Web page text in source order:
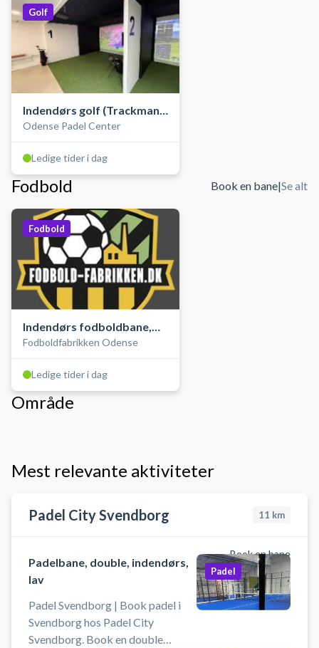
Golf
Indendørs golf (Trackman
golfsimulator)
Odense Padel Center
Ledige tider i dag
Fodbold Book en bane|Se alt
Fodbold
Indendørs fodboldbane,
kunstgræs
Fodboldfabrikken Odense
Ledige tider i dag
Område
Mest relevante aktiviteter
Padel City Svendborg 11 km
Book en bane
Padelbane, double, indendørs,
lav
Padel Svendborg | Book padel i
Svendborg hos Padel City
Svendborg. Book en double
Padel